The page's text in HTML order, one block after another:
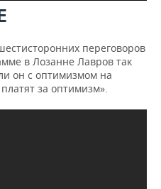
переговоров
в Лозанне Лавров так
он с оптимизмом на
за оптимизм».